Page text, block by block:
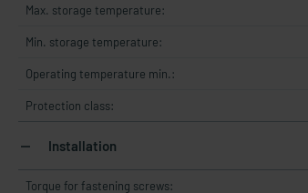
Max. storage temperature:
Min. storage temperature:
Operating temperature min.:
Protection class:
Installation
Torque for fastening screws: